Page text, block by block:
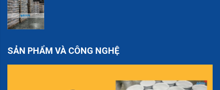
SẢN PHẨM VÀ CÔNG NGHỆ